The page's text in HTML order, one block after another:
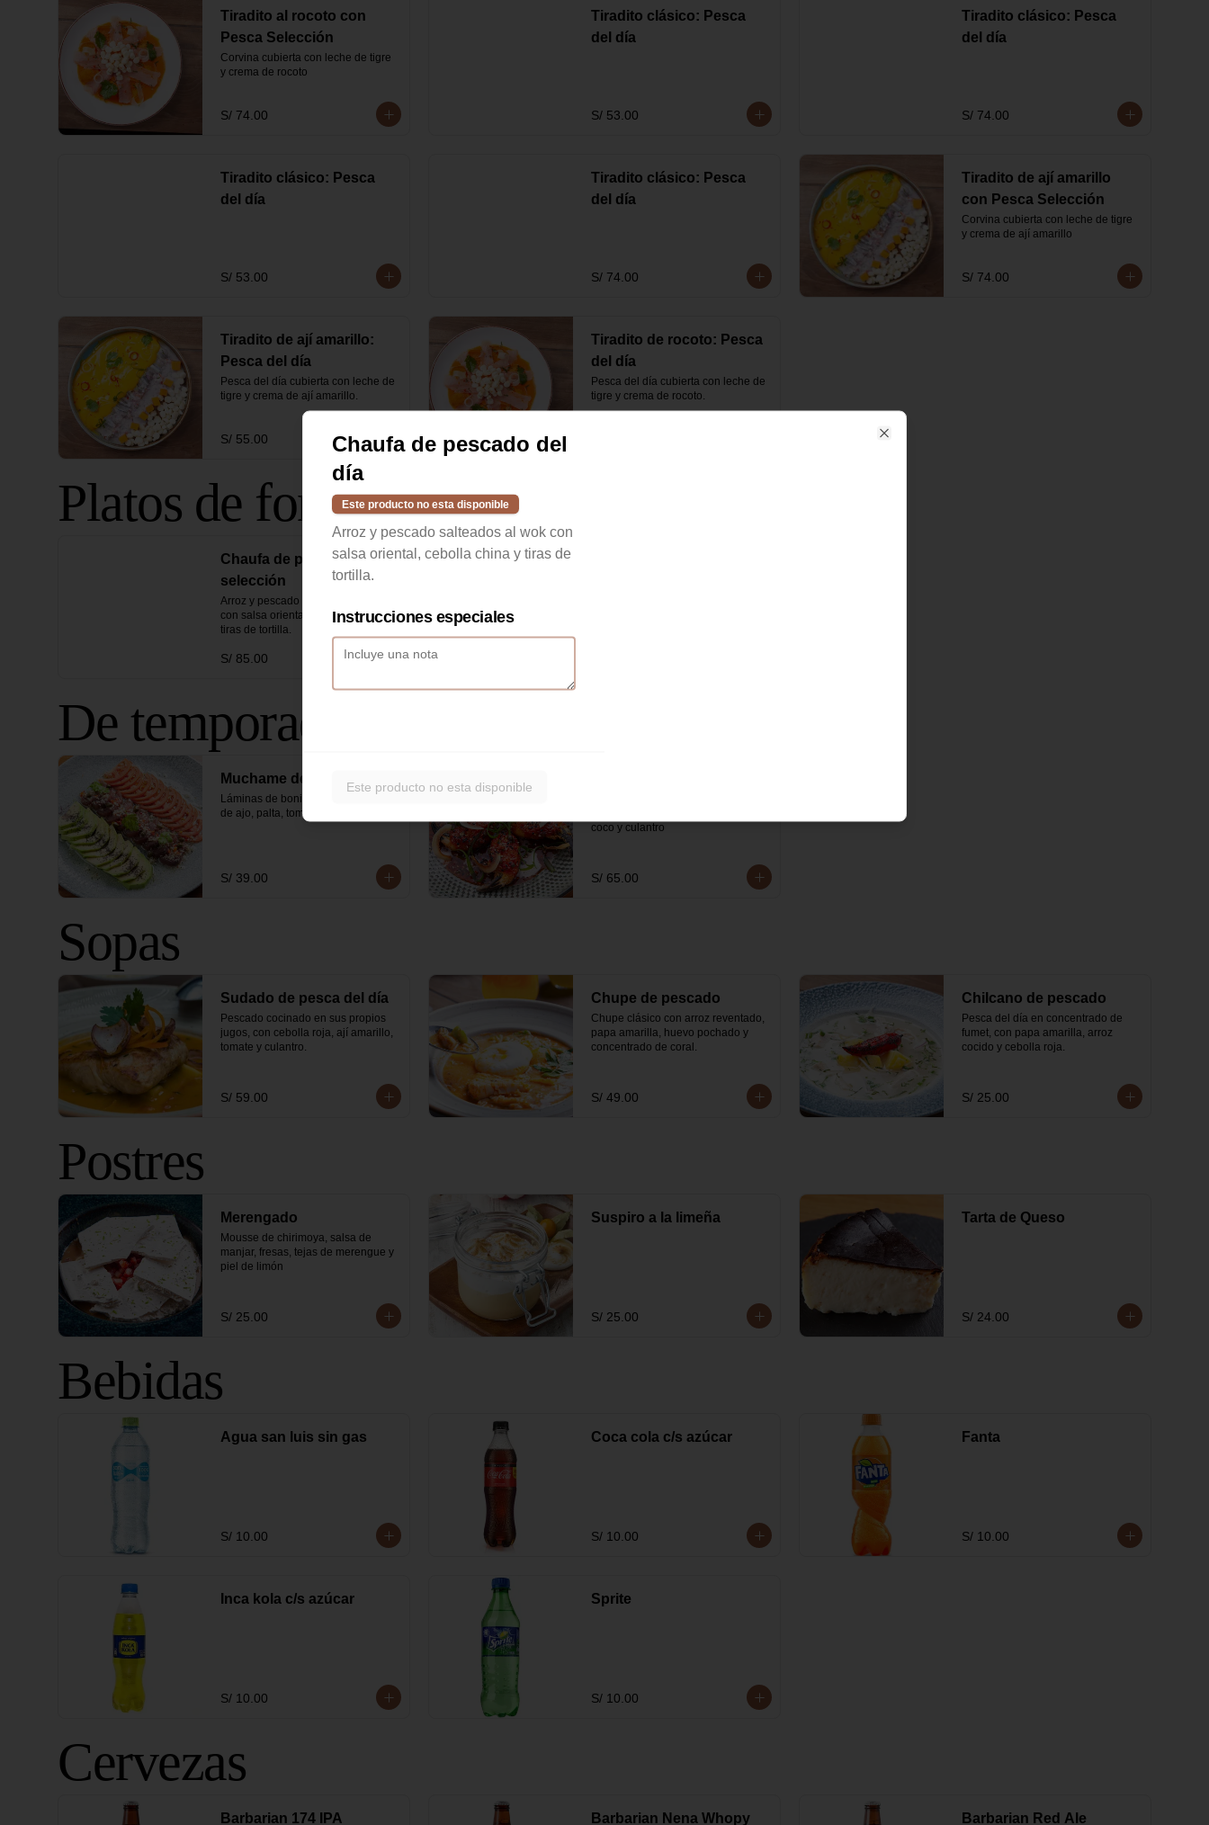
Tiradito al rocoto con
Pesca Selección
Corvina cubierta con leche de tigre
y crema de rocoto
S/ 74.00
Tiradito clásico: Pesca
del día
S/ 53.00
Tiradito clásico: Pesca
del día
S/ 74.00
Tiradito clásico: Pesca
del día
S/ 53.00
Tiradito clásico: Pesca
del día
S/ 74.00
Tiradito de ají amarillo
con Pesca Selección
Corvina cubierta con leche de tigre
y crema de ají amarillo
S/ 74.00
Tiradito de ají amarillo:
Pesca del día
Pesca del día cubierta con leche de
tigre y crema de ají amarillo.
S/ 55.00
Tiradito de rocoto: Pesca
del día
Pesca del día cubierta con leche de
tigre y crema de rocoto.
Platos de fondo
Chaufa de pescado de
selección
Arroz y pescado salteados al wok
con salsa oriental, cebolla china y
tiras de tortilla.
S/ 85.00
De temporada
Muchame de bonito
Láminas de bonito curado en salsa
de ajo, palta, tomate y alcaparras.
S/ 39.00
coco y culantro
S/ 65.00
Sopas
Sudado de pesca del día
Pescado cocinado en sus propios
jugos, con cebolla roja, ají amarillo,
tomate y culantro.
S/ 59.00
Chupe de pescado
Chupe clásico con arroz reventado,
papa amarilla, huevo pochado y
concentrado de coral.
S/ 49.00
Chilcano de pescado
Pesca del día en concentrado de
fumet, con papa amarilla, arroz
cocido y cebolla roja.
S/ 25.00
Postres
Merengado
Mousse de chirimoya, salsa de
manjar, fresas, tejas de merengue y
piel de limón
S/ 25.00
Suspiro a la limeña
S/ 25.00
Tarta de Queso
S/ 24.00
Bebidas
Agua san luis sin gas
S/ 10.00
Coca cola c/s azúcar
S/ 10.00
Fanta
S/ 10.00
Inca kola c/s azúcar
S/ 10.00
Sprite
S/ 10.00
Cervezas
Barbarian 174 IPA Barbarian Nena Whopy Barbarian Red Ale
Chaufa de pescado del
día
Este producto no esta disponible
Arroz y pescado salteados al wok con
salsa oriental, cebolla china y tiras de
tortilla.
Instrucciones especiales
Este producto no esta disponible